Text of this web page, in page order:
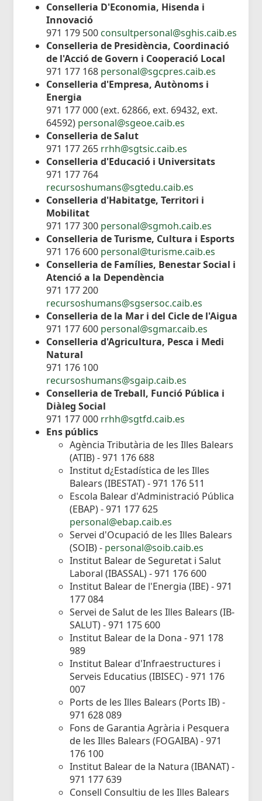
Conselleria D'Economia, Hisenda i
Innovació
971 179 500 consultpersonal@sghis.caib.es
Conselleria de Presidència, Coordinació
de l'Acció de Govern i Cooperació Local
971 177 168 personal@sgcpres.caib.es
Conselleria d'Empresa, Autònoms i
Energia
971 177 000 (ext. 62866, ext. 69432, ext.
64592) personal@sgeoe.caib.es
Conselleria de Salut
971 177 265 rrhh@sgtsic.caib.es
Conselleria d'Educació i Universitats
971 177 764
recursoshumans@sgtedu.caib.es
Conselleria d'Habitatge, Territori i
Mobilitat
971 177 300 personal@sgmoh.caib.es
Conselleria de Turisme, Cultura i Esports
971 176 600 personal@turisme.caib.es
Conselleria de Famílies, Benestar Social i
Atenció a la Dependència
971 177 200
recursoshumans@sgsersoc.caib.es
Conselleria de la Mar i del Cicle de l'Aigua
971 177 600 personal@sgmar.caib.es
Conselleria d'Agricultura, Pesca i Medi
Natural
971 176 100
recursoshumans@sgaip.caib.es
Conselleria de Treball, Funció Pública i
Diàleg Social
971 177 000 rrhh@sgtfd.caib.es
Ens públics
Agència Tributària de les Illes Balears
(ATIB) - 971 176 688
Institut d¿Estadística de les Illes
Balears (IBESTAT) - 971 176 511
Escola Balear d'Administració Pública
(EBAP) - 971 177 625
personal@ebap.caib.es
Servei d'Ocupació de les Illes Balears
(SOIB) - personal@soib.caib.es
Institut Balear de Seguretat i Salut
Laboral (IBASSAL) - 971 176 600
Institut Balear de l'Energia (IBE) - 971
177 084
Servei de Salut de les Illes Balears (IB-
SALUT) - 971 175 600
Institut Balear de la Dona - 971 178
989
Institut Balear d'Infraestructures i
Serveis Educatius (IBISEC) - 971 176
007
Ports de les Illes Balears (Ports IB) -
971 628 089
Fons de Garantia Agrària i Pesquera
de les Illes Balears (FOGAIBA) - 971
176 100
Institut Balear de la Natura (IBANAT) -
971 177 639
Consell Consultiu de les Illes Balears